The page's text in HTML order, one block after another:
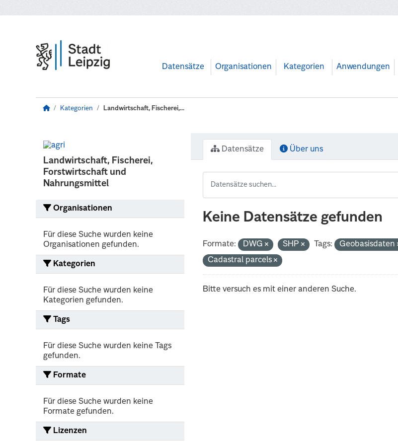
Datensätze Organisationen Kategorien Anwendungen
Kategorien Landwirtschaft, Fischerei,...
Landwirtschaft, Fischerei,
Forstwirtschaft und
Nahrungsmittel
Organisationen
Für diese Suche wurden keine
Organisationen gefunden.
Kategorien
Für diese Suche wurden keine
Kategorien gefunden.
Tags
Für diese Suche wurden keine Tags
gefunden.
Formate
Für diese Suche wurden keine
Formate gefunden.
Lizenzen
Datensätze Über uns
Keine Datensätze gefunden
Formate: DWG SHP Tags:
Geobasisdaten
Cadastral parcels
Bitte versuch es mit einer anderen Suche.